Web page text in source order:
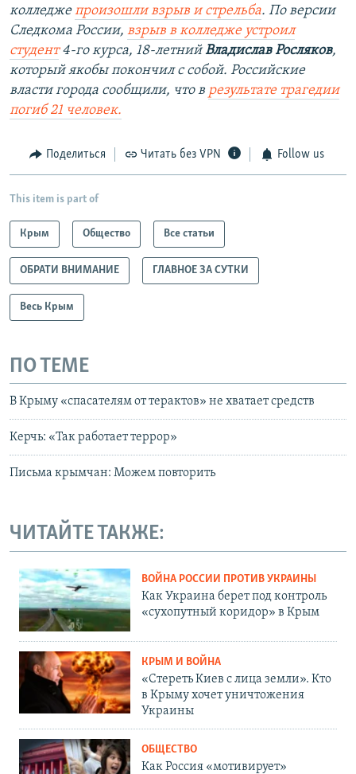
колледжепроизошли взрыв и стрельба. По версии
Следкома России, взрыв в колледже устроил
студент4-го курса, 18-летнийВладислав Росляков,
который якобы покончил с собой. Российские
власти города сообщили, что в результате трагедии
погиб 21 человек.
Поделиться Читать без VPN Follow us
This item is part of
Крым Общество Все статьи
ОБРАТИ ВНИМАНИЕ ГЛАВНОЕ ЗА СУТКИ
Весь Крым
ПО ТЕМЕ
В Крыму «спасателям от терактов» не хватает средств
Керчь: «Так работает террор»
Письма крымчан: Можем повторить
ЧИТАЙТЕ ТАКЖЕ:
ВОЙНА РОССИИ ПРОТИВ УКРАИНЫ
Как Украина берет под контроль
«сухопутный коридор» в Крым
КРЫМ И ВОЙНА
«Стереть Киев с лица земли». Кто
в Крыму хочет уничтожения
Украины
ОБЩЕСТВО
Как Россия «мотивирует»